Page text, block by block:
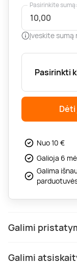
Pasirinkite sumą:
Įveskite
Pasirinkti
Nuo 10 €
Galioja 6
Galima
Galimi
Galimi